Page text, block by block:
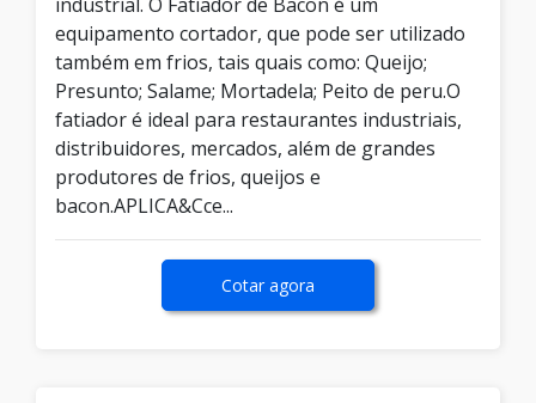
equipamento cortador, que pode ser utilizado
também em frios, tais quais como: Queijo;
Presunto; Salame; Mortadela; Peito de peru.O
fatiador é ideal para restaurantes industriais,
distribuidores, mercados, além de grandes
produtores de frios, queijos e
bacon.APLICA&Cce...
Cotar agora